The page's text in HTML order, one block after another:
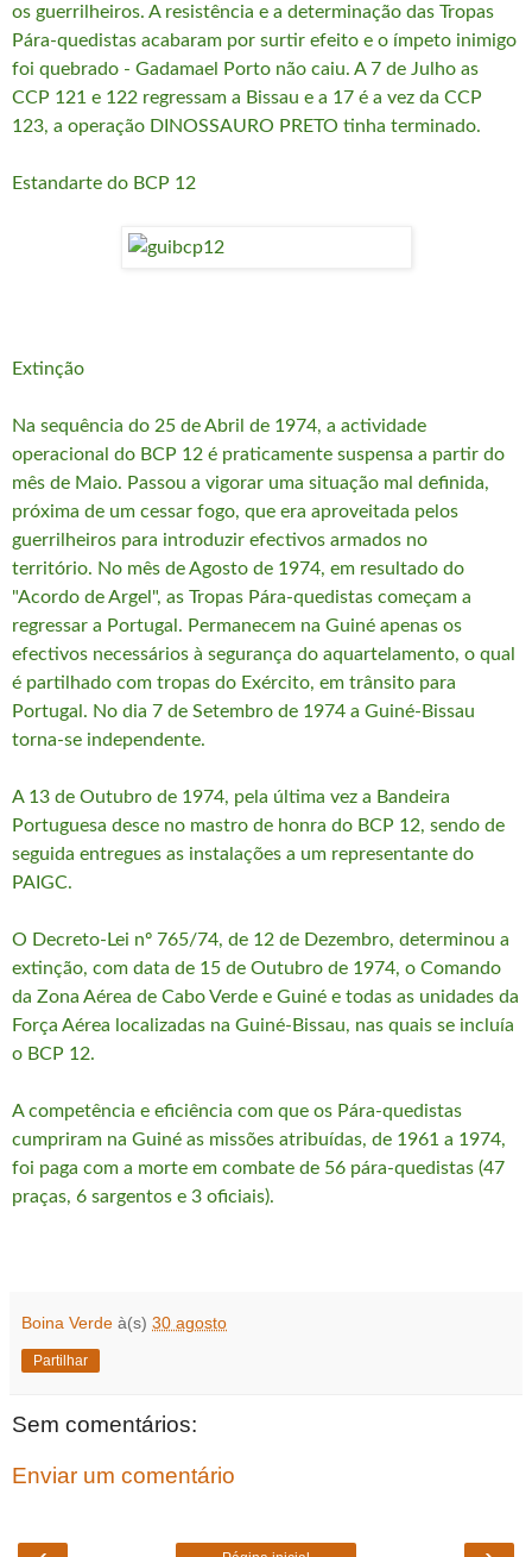
os guerrilheiros. A resistência e a determinação das Tropas
Pára-quedistas acabaram por surtir efeito e o ímpeto inimigo
foi quebrado - Gadamael Porto não caiu. A 7 de Julho as
CCP 121 e 122 regressam a Bissau e a 17 é a vez da CCP
123, a operação DINOSSAURO PRETO tinha terminado.
Estandarte do BCP 12
Extinção
Na sequência do 25 de Abril de 1974, a actividade
operacional do BCP 12 é praticamente suspensa a partir do
mês de Maio. Passou a vigorar uma situação mal definida,
próxima de um cessar fogo, que era aproveitada pelos
guerrilheiros para introduzir efectivos armados no
território. No mês de Agosto de 1974, em resultado do
"Acordo de Argel", as Tropas Pára-quedistas começam a
regressar a Portugal. Permanecem na Guiné apenas os
efectivos necessários à segurança do aquartelamento, o qual
é partilhado com tropas do Exército, em trânsito para
Portugal. No dia 7 de Setembro de 1974 a Guiné-Bissau
torna-se independente.
A 13 de Outubro de 1974, pela última vez a Bandeira
Portuguesa desce no mastro de honra do BCP 12, sendo de
seguida entregues as instalações a um representante do
PAIGC.
O Decreto-Lei nº 765/74, de 12 de Dezembro, determinou a
extinção, com data de 15 de Outubro de 1974, o Comando
da Zona Aérea de Cabo Verde e Guiné e todas as unidades da
Força Aérea localizadas na Guiné-Bissau, nas quais se incluía
o BCP 12.
A competência e eficiência com que os Pára-quedistas
cumpriram na Guiné as missões atribuídas, de 1961 a 1974,
foi paga com a morte em combate de 56 pára-quedistas (47
praças, 6 sargentos e 3 oficiais).
Boina Verde à(s) 30 agosto
Partilhar
Sem comentários:
Enviar um comentário